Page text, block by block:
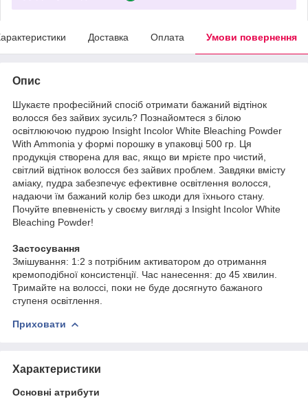
Доставка Оплата Умови повернення
Опис
Шукаєте професійний спосіб отримати бажаний відтінок
волосся без зайвих зусиль? Познайомтеся з білою
освітлюючою пудрою Insight Incolor White Bleaching Powder
With Ammonia у формі порошку в упаковці 500 гр. Ця
продукція створена для вас, якщо ви мрієте про чистий,
світлий відтінок волосся без зайвих проблем. Завдяки вмісту
аміаку, пудра забезпечує ефективне освітлення волосся,
надаючи їм бажаний колір без шкоди для їхнього стану.
Почуйте впевненість у своєму вигляді з Insight Incolor White
Bleaching Powder!
Застосування
Змішування: 1:2 з потрібним активатором до отримання
кремоподібної консистенції. Час нанесення: до 45 хвилин.
Тримайте на волоссі, поки не буде досягнуто бажаного
ступеня освітлення.
Приховати
Характеристики
Основні атрибути